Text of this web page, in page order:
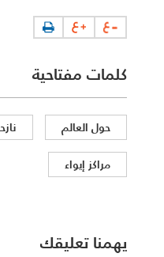
كلمات مفتاحية
حول العالم
مراكز إيواء
يهمنا تعليقك